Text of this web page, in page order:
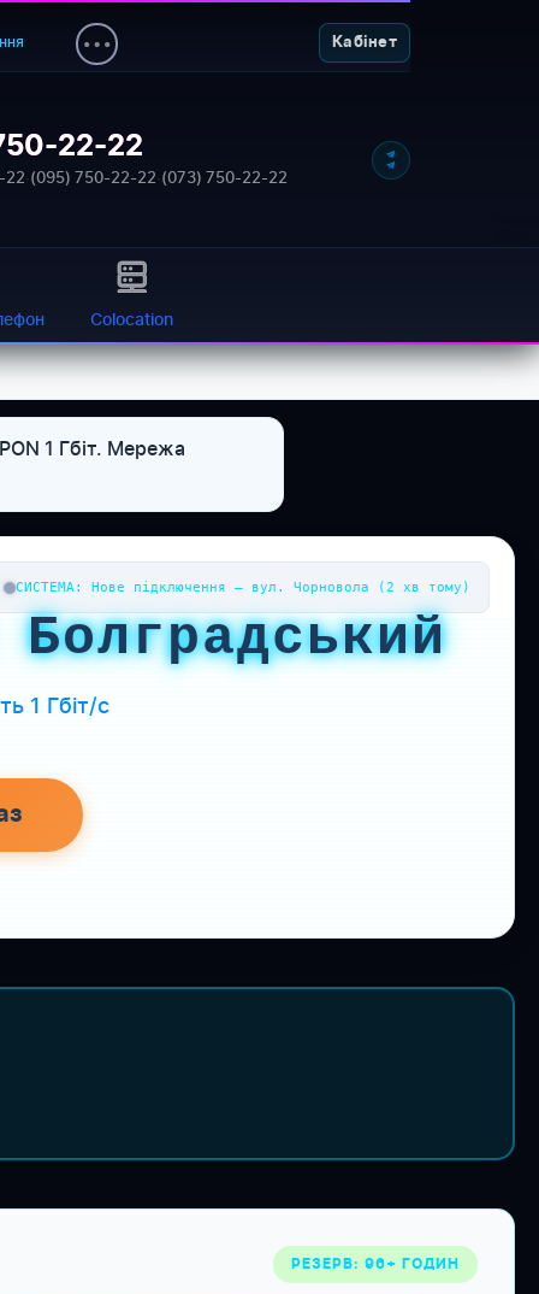
Кабінет
22-22
22·(095) 750-22-22·(073) 750-22-22
Colocation
1 Гбіт. Мережа
СИСТЕМА: Нове підключення — вул. Чорновола (2 хв тому)
1 Гбіт/с
РЕЗЕРВ: 96+ ГОДИН